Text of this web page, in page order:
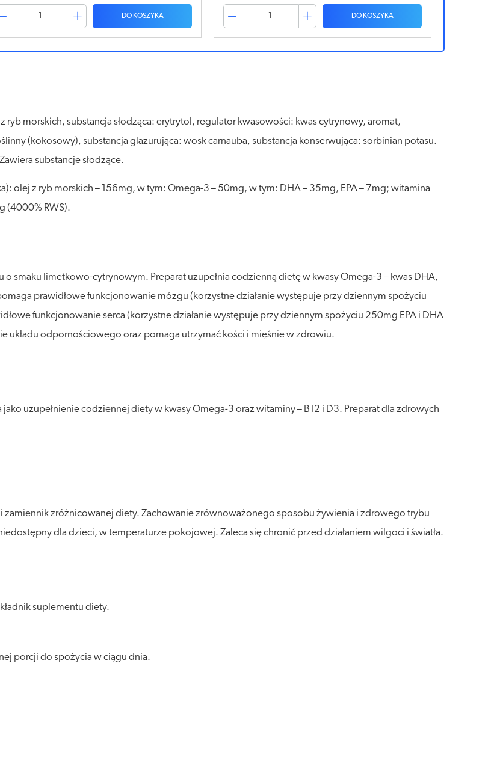
DO KOSZYKA DO KOSZYKA
ryb morskich, substancja słodząca: erytrytol, regulator kwasowości: kwas cytrynowy, aromat,
(kokosowy), substancja glazurująca: wosk carnauba, substancja konserwująca: sorbinian potasu.
substancje słodzące.
olej z ryb morskich – 156mg, w tym: Omega-3 – 50mg, w tym: DHA – 35mg, EPA – 7mg; witamina
(4000% RWS).
smaku limetkowo-cytrynowym. Preparat uzupełnia codzienną dietę w kwasy Omega-3 – kwas DHA,
prawidłowe funkcjonowanie mózgu (korzystne działanie występuje przy dziennym spożyciu
funkcjonowanie serca (korzystne działanie występuje przy dziennym spożyciu 250mg EPA i DHA
układu odpornościowego oraz pomaga utrzymać kości i mięśnie w zdrowiu.
uzupełnienie codziennej diety w kwasy Omega-3 oraz witaminy – B12 i D3. Preparat dla zdrowych
zamiennik zróżnicowanej diety. Zachowanie zrównoważonego sposobu żywienia i zdrowego trybu
dla dzieci, w temperaturze pokojowej. Zaleca się chronić przed działaniem wilgoci i światła.
suplementu diety.
porcji do spożycia w ciągu dnia.